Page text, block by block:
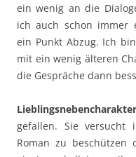
ein wenig an die
ich auch schon immer
ein Punkt Abzug. Ich
mit ein wenig älteren
die Gespräche dann
gefallen. Sie
Roman zu